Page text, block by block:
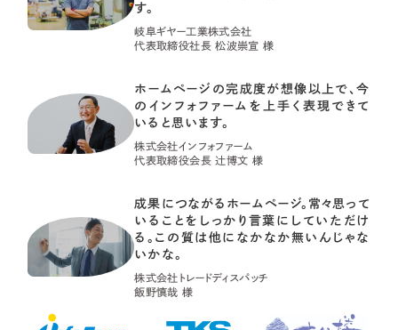
す。
岐阜ギヤー工業株式会社
代表取締役社長 松波崇宣 様
ホームページの完成度が想像以上で、今
のインフォファームを上手く表現できて
いると思います。
株式会社インフォファーム
代表取締役会長 辻󠄀博文 様
成果につながるホームページ。常々思って
いることをしっかり言葉にしていただけ
る。この質は他になかなか無いんじゃな
いかな。
株式会社トレードディスパッチ
飯野慎哉 様